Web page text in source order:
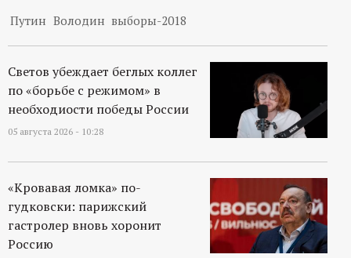
н
ы
й
п
о
р
т
Путин Володин выборы-2018
Светов убеждает беглых коллег
по «борьбе с режимом» в
необходиости победы России
05 августа 2026 - 10:28
«Кровавая ломка» по-
гудковски: парижский
гастролер вновь хоронит
Россию